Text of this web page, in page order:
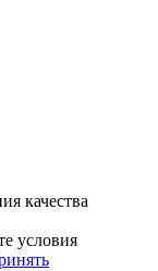
качества
условия